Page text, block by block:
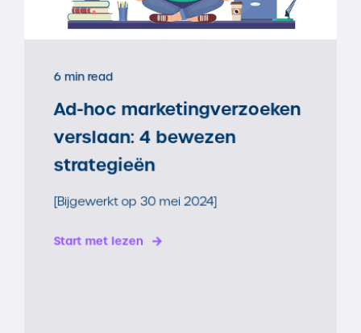
6 min read
Ad-hoc marketingverzoeken
verslaan: 4 bewezen
strategieën
[Bijgewerkt op 30 mei 2024]
Start met lezen